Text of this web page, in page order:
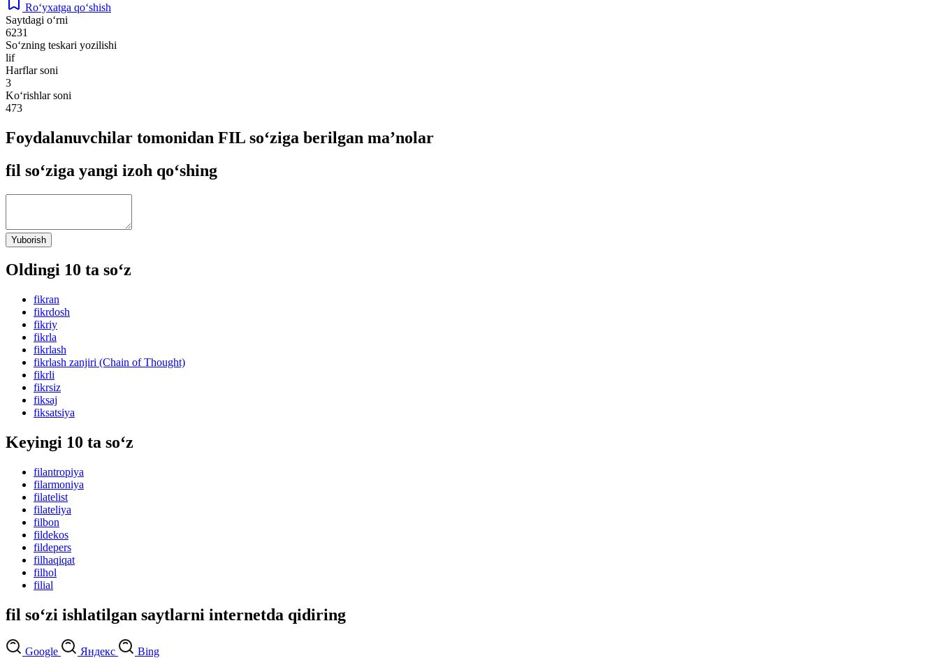
Ro‘yxatga qo‘shish
Saytdagi o‘rni
6231
So‘zning teskari yozilishi
lif
Harflar soni
3
Ko‘rishlar soni
473
Foydalanuvchilar tomonidan FIL so‘ziga berilgan ma’nolar
fil so‘ziga yangi izoh qo‘shing
Yuborish
Oldingi 10 ta so‘z
fikran
fikrdosh
fikriy
fikrla
fikrlash
fikrlash zanjiri (Chain of Thought)
fikrli
fikrsiz
fiksaj
fiksatsiya
Keyingi 10 ta so‘z
filantropiya
filarmoniya
filatelist
filateliya
filbon
fildekos
fildepers
filhaqiqat
filhol
filial
fil so‘zi ishlatilgan saytlarni internetda qidiring
Google Яндекс Bing